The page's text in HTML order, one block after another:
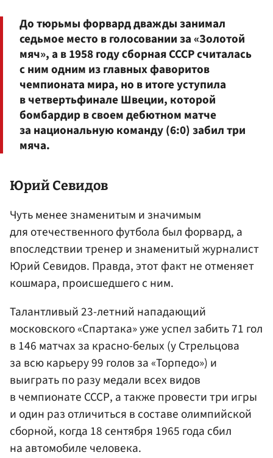
До тюрьмы форвард дважды занимал
седьмое место в голосовании за «Золотой
мяч», а в 1958 году сборная СССР считалась
с ним одним из главных фаворитов
чемпионата мира, но в итоге уступила
в четвертьфинале Швеции, которой
бомбардир в своем дебютном матче
за национальную команду (6:0) забил три
мяча.
Юрий Севидов
Чуть менее знаменитым и значимым
для отечественного футбола был форвард, а
впоследствии тренер и знаменитый журналист
Юрий Севидов. Правда, этот факт не отменяет
кошмара, происшедшего с ним.
Талантливый 23-летний нападающий
московского «Спартака» уже успел забить 71 гол
в 146 матчах за красно-белых (у Стрельцова
за всю карьеру 99 голов за «Торпедо») и
выиграть по разу медали всех видов
в чемпионате СССР, а также провести три игры
и один раз отличиться в составе олимпийской
сборной, когда 18 сентября 1965 года сбил
на автомобиле человека.